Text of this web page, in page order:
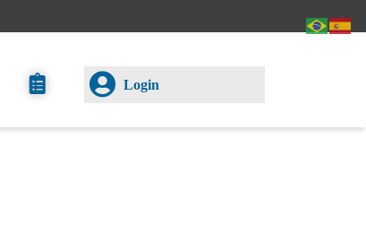
Login